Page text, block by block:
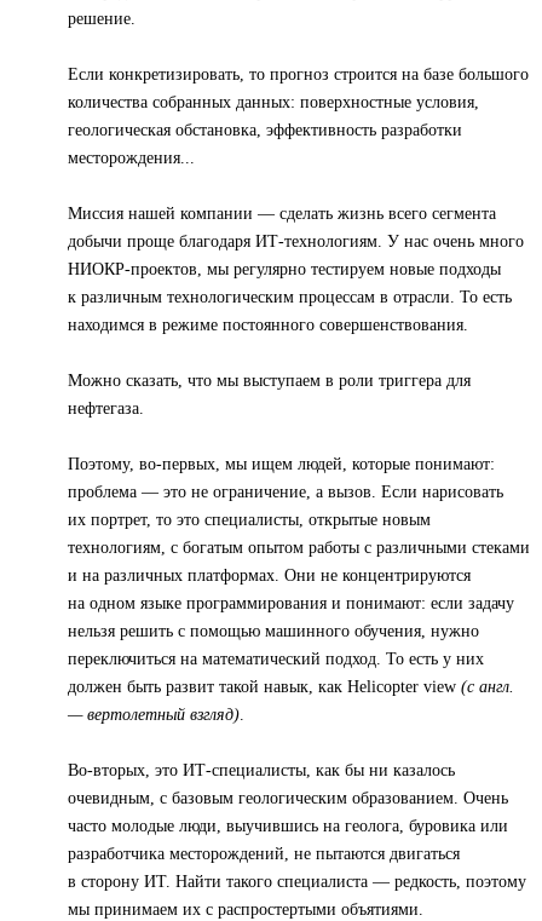
решение.
Если конкретизировать, то прогноз строится на базе большого
количества собранных данных: поверхностные условия,
геологическая обстановка, эффективность разработки
месторождения...
Миссия нашей компании — сделать жизнь всего сегмента
добычи проще благодаря ИТ-технологиям. У нас очень много
НИОКР-проектов, мы регулярно тестируем новые подходы
к различным технологическим процессам в отрасли. То есть
находимся в режиме постоянного совершенствования.
Можно сказать, что мы выступаем в роли триггера для
нефтегаза.
Поэтому, во-первых, мы ищем людей, которые понимают:
проблема — это не ограничение, а вызов. Если нарисовать
их портрет, то это специалисты, открытые новым
технологиям, с богатым опытом работы с различными стеками
и на различных платформах. Они не концентрируются
на одном языке программирования и понимают: если задачу
нельзя решить с помощью машинного обучения, нужно
переключиться на математический подход. То есть у них
должен быть развит такой навык, как Helicopter view (с англ.
— вертолетный взгляд).
Во-вторых, это ИТ-специалисты, как бы ни казалось
очевидным, с базовым геологическим образованием. Очень
часто молодые люди, выучившись на геолога, буровика или
разработчика месторождений, не пытаются двигаться
в сторону ИТ. Найти такого специалиста — редкость, поэтому
мы принимаем их с распростертыми объятиями.